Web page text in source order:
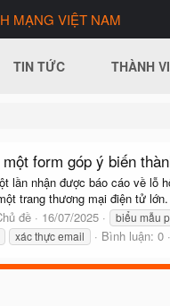
MẠNG VIỆT NAM
TIN TỨC THÀNH
form góp ý biến
lần nhận được báo cáo về
trang thương mại điện tử
đề 16/07/2025 biểu mẫu
xác thực email Bình luận: 0